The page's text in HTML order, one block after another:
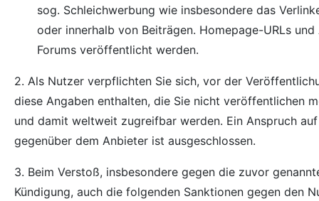
sog. Schleichwerbung wie insbesondere das
oder innerhalb von Beiträgen. Homepage-URLs
Forums veröffentlicht werden.
2. Als Nutzer verpflichten Sie sich, vor der
diese Angaben enthalten, die Sie nicht veröffentlichen
und damit weltweit zugreifbar werden. Ein Anspruch
gegenüber dem Anbieter ist ausgeschlossen.
3. Beim Verstoß, insbesondere gegen die zuvor
Kündigung, auch die folgenden Sanktionen gegen den